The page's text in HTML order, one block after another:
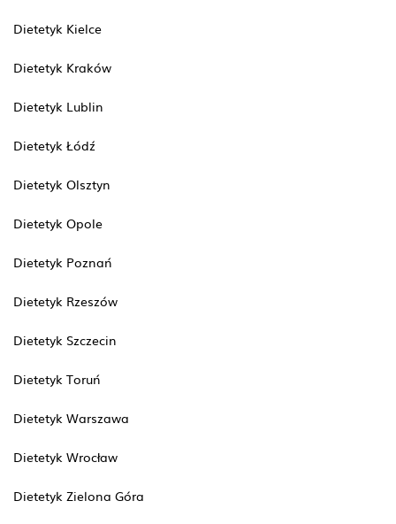
Dietetyk Kielce
Dietetyk Kraków
Dietetyk Lublin
Dietetyk Łódź
Dietetyk Olsztyn
Dietetyk Opole
Dietetyk Poznań
Dietetyk Rzeszów
Dietetyk Szczecin
Dietetyk Toruń
Dietetyk Warszawa
Dietetyk Wrocław
Dietetyk Zielona Góra